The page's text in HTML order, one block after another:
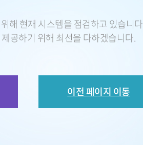
해 현재 시스템을 점검하고 있습니
공하기 위해 최선을 다하겠습니다.
이전 페이지 이동